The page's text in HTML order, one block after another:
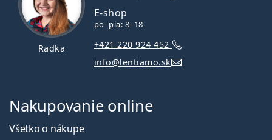
Radka
E-shop
po–pia: 8–18
+421 220 924 452
info@lentiamo.sk
Nakupovanie online
Všetko o nákupe